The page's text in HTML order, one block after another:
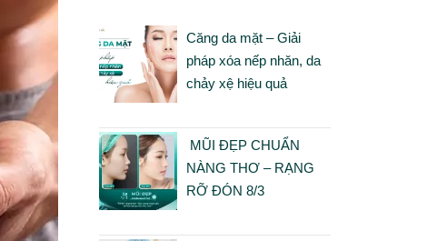
Căng da mặt – Giải
pháp xóa nếp nhăn, da
chảy xệ hiệu quả
MŨI ĐẸP CHUẨN
NÀNG THƠ – RẠNG
RỠ ĐÓN 8/3